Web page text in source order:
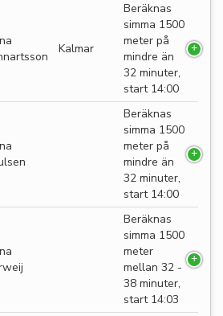
Kalmar
Beräknas
simma 1500
meter på
mindre än
32 minuter,
start 14:00
Beräknas
simma 1500
meter på
mindre än
32 minuter,
start 14:00
Beräknas
simma 1500
meter
mellan 32 -
38 minuter,
start 14:03